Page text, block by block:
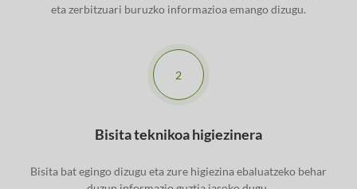
eta zerbitzuari buruzko informazioa emango dizugu.
2
Bisita teknikoa higiezinera
Bisita bat egingo dizugu eta zure higiezina ebaluatzeko behar